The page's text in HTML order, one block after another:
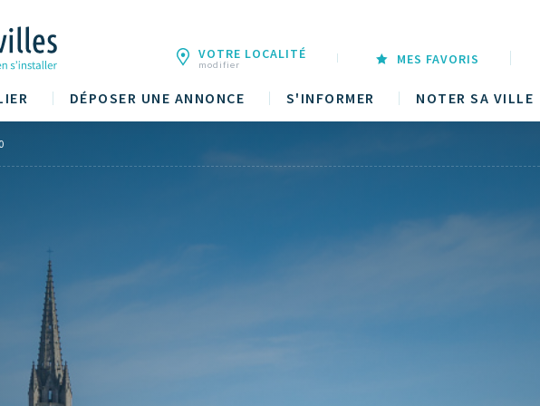
DÉPOSER UNE ANNONCE S'INFORMER NOTER SA VILLE
VOTRE LOCALITÉ
modifier MES FAVORIS